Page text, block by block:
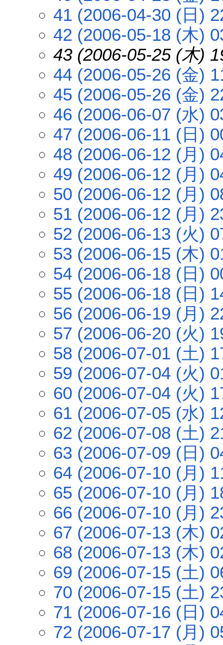
41 (2006-04-30 (日)
42 (2006-05-18 (木)
43 (2006-05-25 (木)
44 (2006-05-26 (金)
45 (2006-05-26 (金)
46 (2006-06-07 (水)
47 (2006-06-11 (日)
48 (2006-06-12 (月)
49 (2006-06-12 (月)
50 (2006-06-12 (月)
51 (2006-06-12 (月)
52 (2006-06-13 (火)
53 (2006-06-15 (木)
54 (2006-06-18 (日)
55 (2006-06-18 (日)
56 (2006-06-19 (月)
57 (2006-06-20 (火)
58 (2006-07-01 (土)
59 (2006-07-04 (火)
60 (2006-07-04 (火)
61 (2006-07-05 (水)
62 (2006-07-08 (土)
63 (2006-07-09 (日)
64 (2006-07-10 (月)
65 (2006-07-10 (月)
66 (2006-07-10 (月)
67 (2006-07-13 (木)
68 (2006-07-13 (木)
69 (2006-07-15 (土)
70 (2006-07-15 (土)
71 (2006-07-16 (日)
72 (2006-07-17 (月)